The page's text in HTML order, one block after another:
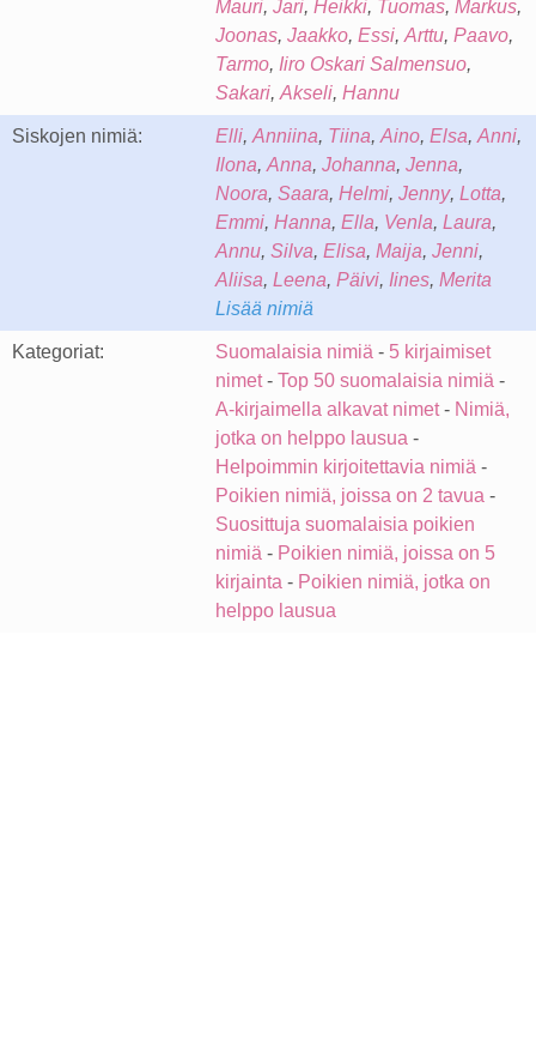
Mauri, Jari, Heikki, Tuomas, Markus,
Joonas, Jaakko, Essi, Arttu, Paavo,
Tarmo, Iiro Oskari Salmensuo,
Sakari, Akseli, Hannu
Siskojen nimiä: Elli, Anniina, Tiina, Aino, Elsa, Anni,
Ilona, Anna, Johanna, Jenna,
Noora, Saara, Helmi, Jenny, Lotta,
Emmi, Hanna, Ella, Venla, Laura,
Annu, Silva, Elisa, Maija, Jenni,
Aliisa, Leena, Päivi, Iines, Merita
Lisää nimiä
Kategoriat: Suomalaisia nimiä - 5 kirjaimiset
nimet- Top 50 suomalaisia nimiä -
A-kirjaimella alkavat nimet- Nimiä,
jotka on helppo lausua -
Helpoimmin kirjoitettavia nimiä -
Poikien nimiä, joissa on 2 tavua -
Suosittuja suomalaisia poikien
nimiä - Poikien nimiä, joissa on 5
kirjainta - Poikien nimiä, jotka on
helppo lausua